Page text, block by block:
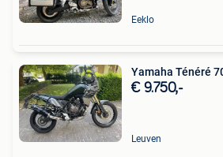
Eeklo
Yamaha Ténéré
€ 9.750,-
Leuven